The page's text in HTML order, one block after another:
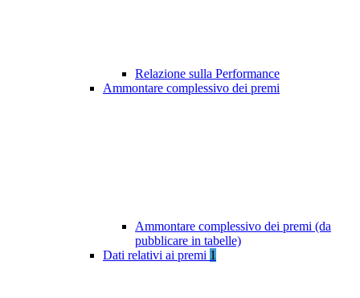
Relazione sulla Performance
Ammontare complessivo dei premi
Ammontare complessivo dei premi (da
pubblicare in tabelle)
Dati relativi ai premi 1